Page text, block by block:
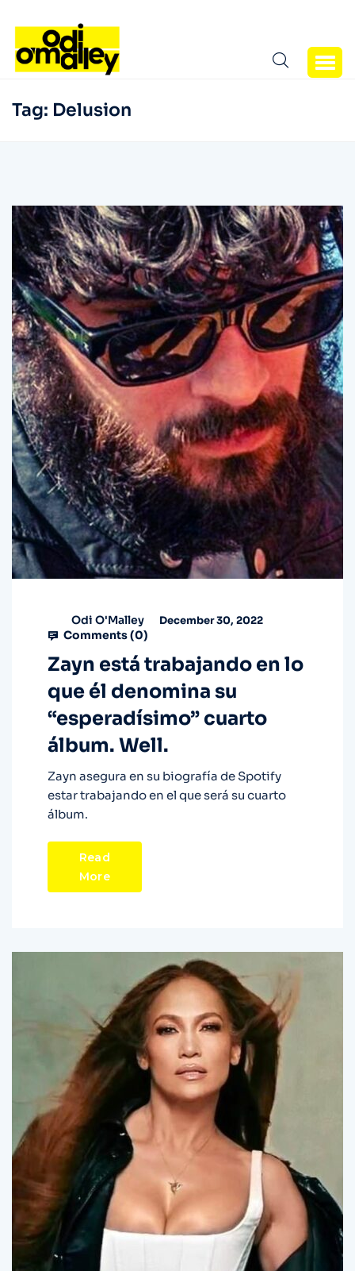
Tag: Delusion
Odi O'Malley December 30, 2022
Comments (0)
Zayn está trabajando en lo
que él denomina su
“esperadísimo” cuarto
álbum. Well.
Zayn asegura en su biografía de Spotify
estar trabajando en el que será su cuarto
álbum.
Read
More